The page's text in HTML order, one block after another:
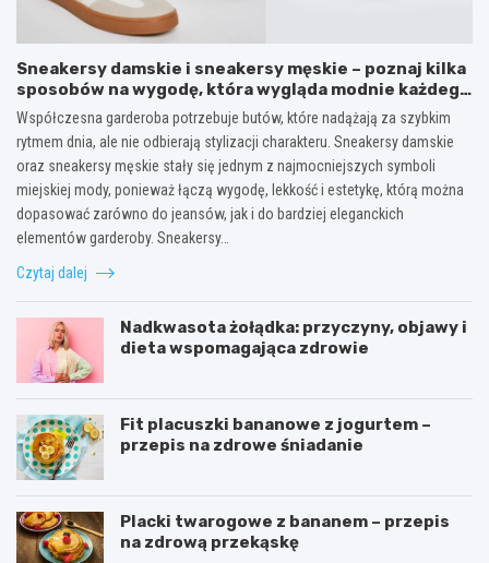
Sneakersy damskie i sneakersy męskie – poznaj kilka
sposobów na wygodę, która wygląda modnie każdego
dnia
Współczesna garderoba potrzebuje butów, które nadążają za szybkim
rytmem dnia, ale nie odbierają stylizacji charakteru. Sneakersy damskie
oraz sneakersy męskie stały się jednym z najmocniejszych symboli
miejskiej mody, ponieważ łączą wygodę, lekkość i estetykę, którą można
dopasować zarówno do jeansów, jak i do bardziej eleganckich
elementów garderoby. Sneakersy…
Czytaj dalej
Nadkwasota żołądka: przyczyny, objawy i
dieta wspomagająca zdrowie
Fit placuszki bananowe z jogurtem –
przepis na zdrowe śniadanie
Placki twarogowe z bananem – przepis
na zdrową przekąskę